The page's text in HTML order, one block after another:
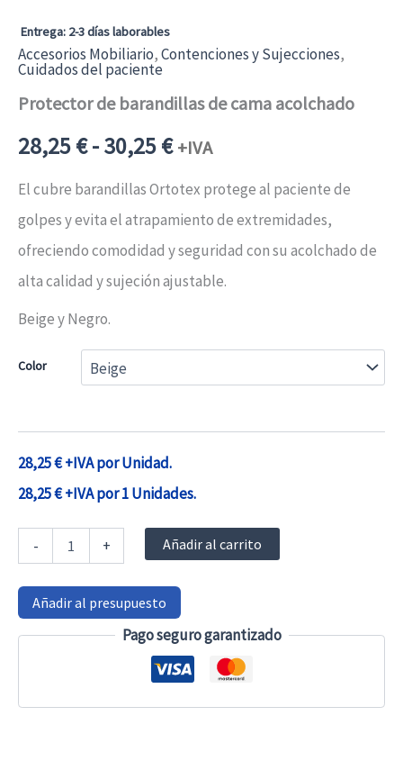
Entrega: 2-3 días laborables
Accesorios Mobiliario,Contenciones y Sujecciones,
Cuidados del paciente
Protector de barandillas de cama acolchado
28,25€-30,25€Rango
de
precios:
desde
+IVA
El cubre barandillas Ortotex protege al paciente de
golpes y evita el atrapamiento de extremidades,
ofreciendo comodidad y seguridad con su acolchado de
alta calidad y sujeción ajustable.
Beige y Negro.
Color
28,25€+IVA por Unidad.
28,25€+IVA por 1 Unidades.
-
de
cama
+ Añadir al carrito
Añadir al presupuesto
Pago seguro garantizado